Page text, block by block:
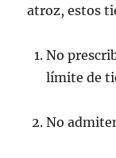
atroz, estos
No
límite de
No